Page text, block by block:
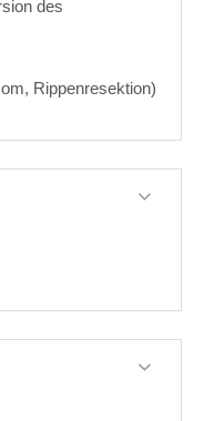
des
Rippenresektion)